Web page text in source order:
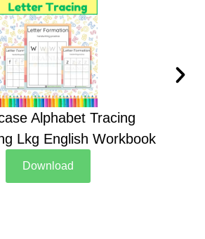
Alphabet Tracing
Lkg English Workbook
Download